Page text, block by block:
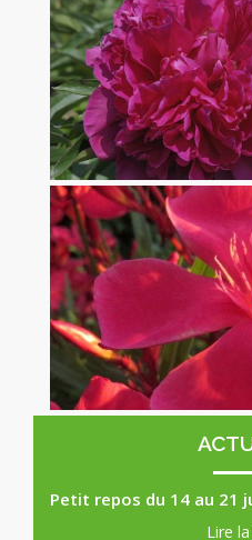
Pivoine
Laurier Rose Papa
Petit repos du 14 au 21
Lire